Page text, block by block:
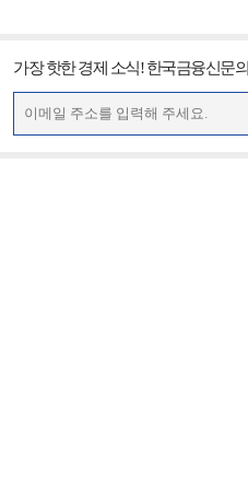
가장 핫한 경제 소식! 한국금융신문의